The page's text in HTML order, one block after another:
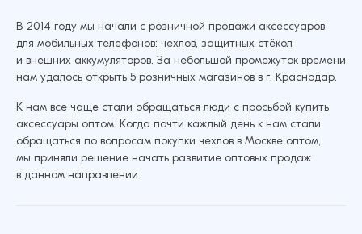
Добавить в корзину
Защитное стекло для iPhone 17 Air Achilles 5Д
Защитное стекло для Samsung S26 Achilles 5Д
(Чёрный)
В 2014 году мы начали с розничной продажи аксессуаров
для мобильных телефонов: чехлов, защитных стёкол
и внешних аккумуляторов. За небольшой промежуток времени
нам удалось открыть 5 розничных магазинов в г. Краснодар.
К нам все чаще стали обращаться люди с просьбой купить
аксессуары оптом. Когда почти каждый день к нам стали
обращаться по вопросам покупки чехлов в Москве оптом,
мы приняли решение начать развитие оптовых продаж
в данном направлении.